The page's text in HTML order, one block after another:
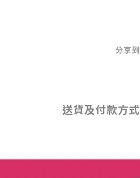
分享到
送貨及付款方式